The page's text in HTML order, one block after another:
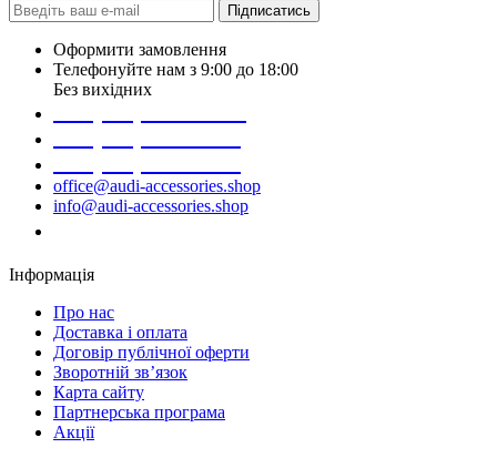
Підписатись
Оформити замовлення
Телефонуйте нам з 9:00 до 18:00
Без вихідних
office@audi-accessories.shop
info@audi-accessories.shop
Інформація
Про нас
Доставка і оплата
Договір публічної оферти
Зворотній зв’язок
Карта сайту
Партнерська програма
Акції